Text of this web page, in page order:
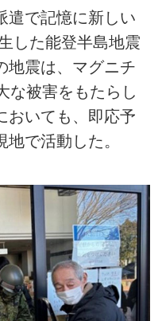
で記憶に新しい
した能登半島地震
地震は、マグニチ
な被害をもたらし
おいても、即応予
で活動した。